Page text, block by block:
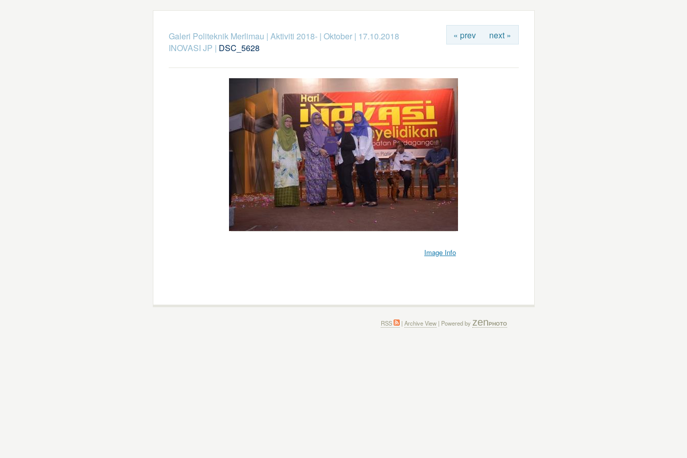
« prev next »
Galeri Politeknik Merlimau | Aktiviti 2018-| Oktober| 17.10.2018
INOVASI JP | DSC_5628
Image Info
RSS | Archive View | Powered by zenPHOTO